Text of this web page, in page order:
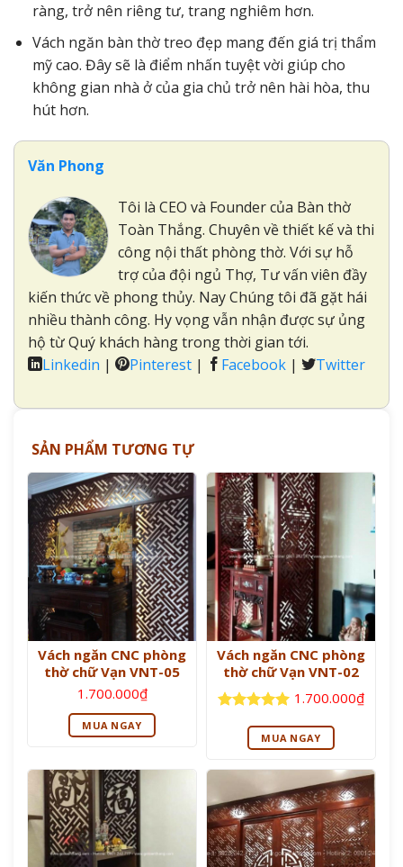
ràng, trở nên riêng tư, trang nghiêm hơn.
Vách ngăn bàn thờ treo đẹp mang đến giá trị thẩm
mỹ cao. Đây sẽ là điểm nhấn tuyệt vời giúp cho
không gian nhà ở của gia chủ trở nên hài hòa, thu
hút hơn.
Văn Phong
Tôi là CEO và Founder của Bàn thờ
Toàn Thắng. Chuyên về thiết kế và thi
công nội thất phòng thờ. Với sự hỗ
trợ của đội ngủ Thợ, Tư vấn viên đầy
kiến thức về phong thủy. Nay Chúng tôi đã gặt hái
nhiều thành công. Hy vọng vẫn nhận được sự ủng
hộ từ Quý khách hàng trong thời gian tới.
Linkedin | Pinterest | Facebook | Twitter
SẢN PHẨM TƯƠNG TỰ
Vách ngăn CNC phòng
thờ chữ Vạn VNT-05
1.700.000₫
MUA NGAY
Vách ngăn CNC phòng
thờ chữ Vạn VNT-02
5
1.700.000₫
MUA NGAY